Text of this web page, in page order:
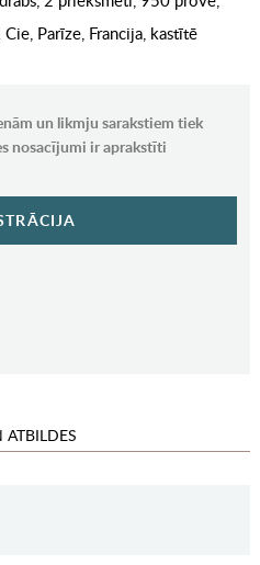
Parīze, Francija, kastītē
un likmju sarakstiem tiek
nosacījumi ir aprakstīti